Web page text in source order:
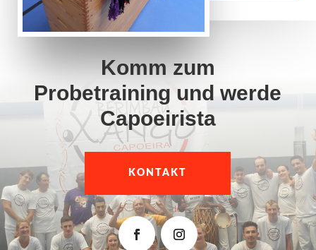
Komm zum
Probetraining und werde
Capoeirista
KONTAKT